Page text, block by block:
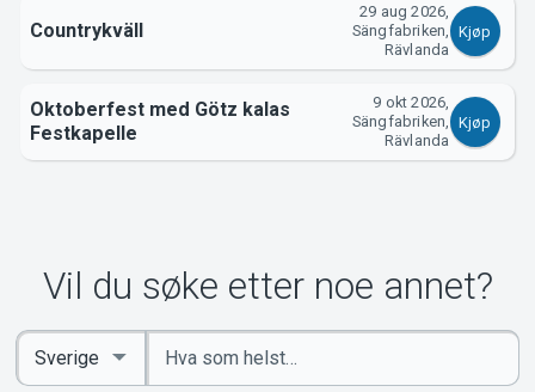
Countrykväll
29 aug 2026,
Sängfabriken,
Rävlanda
Kjøp
Oktoberfest med Götz kalas
Festkapelle
9 okt 2026,
Sängfabriken,
Rävlanda
Kjøp
Vil du søke etter noe annet?
Angi
nøkkelord
Select
Country